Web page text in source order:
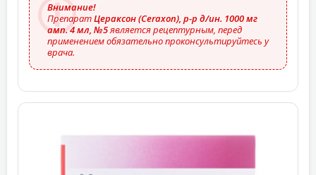
Внимание!
ПрепаратЦераксон (Ceraxon), р-р д/ин. 1000 мг
амп. 4 мл, №5является рецептурным, перед
применением обязательно проконсультируйтесь у
врача.